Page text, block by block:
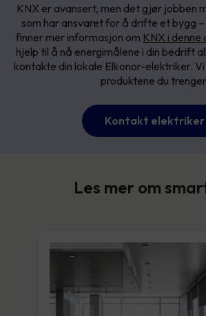
KNX er avansert, men det gjør jobben
som har ansvaret for å drifte et bygg
finner mer informasjon om KNX i denne
hjelp til å nå energimålene i din bedrift
kontakte din lokale Elkonor-elektriker.
produktene du
Kontakt elektriker
Les mer om